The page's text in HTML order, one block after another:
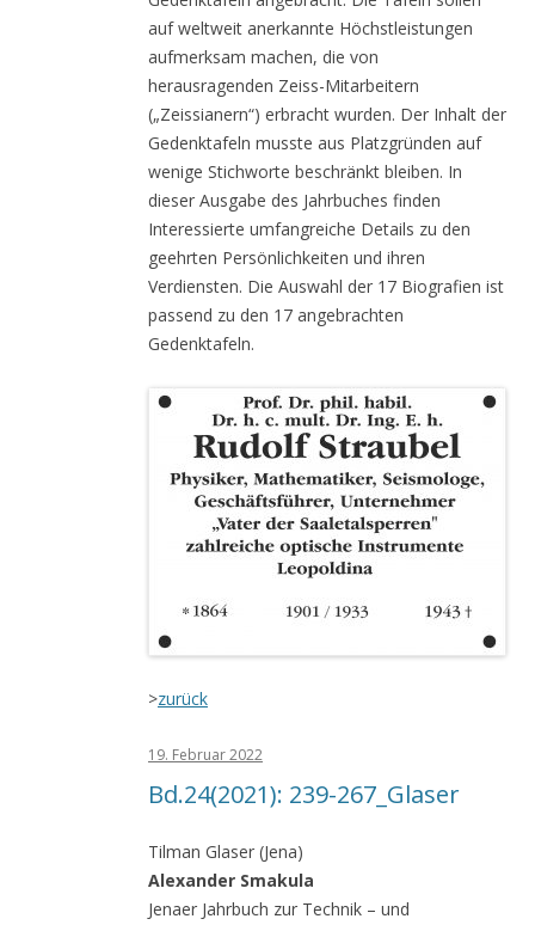
auf weltweit anerkannte Höchstleistungen
aufmerksam machen, die von
herausragenden Zeiss-Mitarbeitern
(„Zeissianern“) erbracht wurden. Der Inhalt der
Gedenktafeln musste aus Platzgründen auf
wenige Stichworte beschränkt bleiben. In
dieser Ausgabe des Jahrbuches finden
Interessierte umfangreiche Details zu den
geehrten Persönlichkeiten und ihren
Verdiensten. Die Auswahl der 17 Biografien ist
passend zu den 17 angebrachten
Gedenktafeln.
>zurück
19. Februar 2022
Bd.24(2021): 239-267_Glaser
Tilman Glaser (Jena)
Alexander Smakula
Jenaer Jahrbuch zur Technik – und